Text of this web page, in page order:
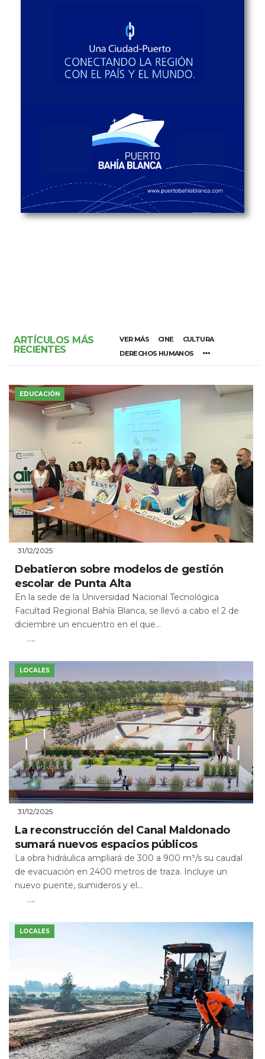
ARTÍCULOS MÁS
RECIENTES
VER MÁS CINE
CULTURA
DERECHOS HUMANOS
EDUCACIÓN
31/12/2025
Debatieron sobre modelos de gestión
escolar de Punta Alta
En la sede de la Universidad Nacional Tecnológica
Facultad Regional Bahía Blanca, se llevó a cabo el 2 de
diciembre un encuentro en el que...
Leer Más
LOCALES
31/12/2025
La reconstrucción del Canal Maldonado
sumará nuevos espacios públicos
La obra hidráulica ampliará de 300 a 900 m³/s su caudal
de evacuación en 2400 metros de traza. Incluye un
nuevo puente, sumideros y el...
Leer Más
LOCALES